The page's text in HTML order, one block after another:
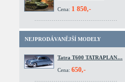
Cena: 1 850,-
NEJPRODÁVANĚJŠÍ MODELY
Tatra T600 TATRAPLAN…
Cena: 650,-